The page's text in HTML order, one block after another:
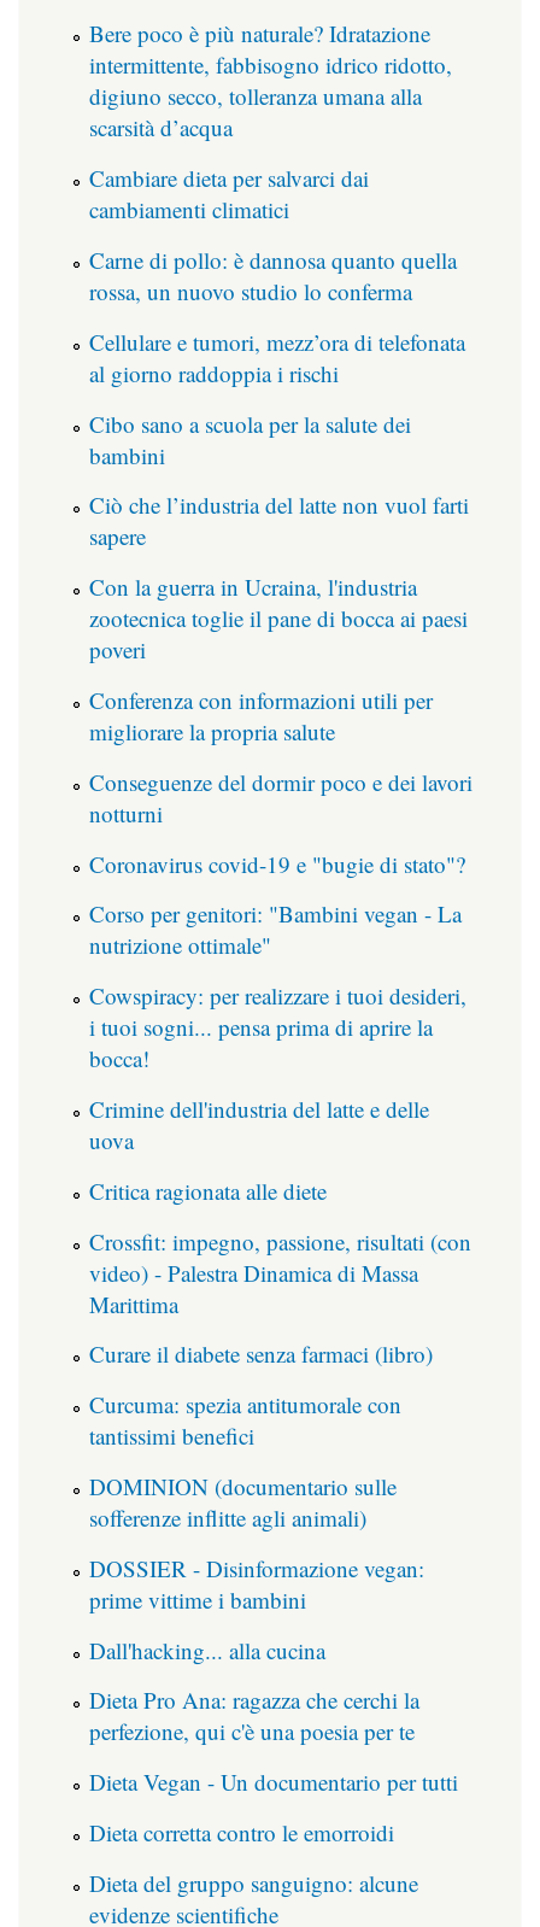
Bere poco è più naturale? Idratazione
intermittente, fabbisogno idrico ridotto,
digiuno secco, tolleranza umana alla
scarsità d’acqua
Cambiare dieta per salvarci dai
cambiamenti climatici
Carne di pollo: è dannosa quanto quella
rossa, un nuovo studio lo conferma
Cellulare e tumori, mezz’ora di telefonata
al giorno raddoppia i rischi
Cibo sano a scuola per la salute dei
bambini
Ciò che l’industria del latte non vuol farti
sapere
Con la guerra in Ucraina, l'industria
zootecnica toglie il pane di bocca ai paesi
poveri
Conferenza con informazioni utili per
migliorare la propria salute
Conseguenze del dormir poco e dei lavori
notturni
Coronavirus covid-19 e "bugie di stato"?
Corso per genitori: "Bambini vegan - La
nutrizione ottimale"
Cowspiracy: per realizzare i tuoi desideri,
i tuoi sogni... pensa prima di aprire la
bocca!
Crimine dell'industria del latte e delle
uova
Critica ragionata alle diete
Crossfit: impegno, passione, risultati (con
video) - Palestra Dinamica di Massa
Marittima
Curare il diabete senza farmaci (libro)
Curcuma: spezia antitumorale con
tantissimi benefici
DOMINION (documentario sulle
sofferenze inflitte agli animali)
DOSSIER - Disinformazione vegan:
prime vittime i bambini
Dall'hacking... alla cucina
Dieta Pro Ana: ragazza che cerchi la
perfezione, qui c'è una poesia per te
Dieta Vegan - Un documentario per tutti
Dieta corretta contro le emorroidi
Dieta del gruppo sanguigno: alcune
evidenze scientifiche